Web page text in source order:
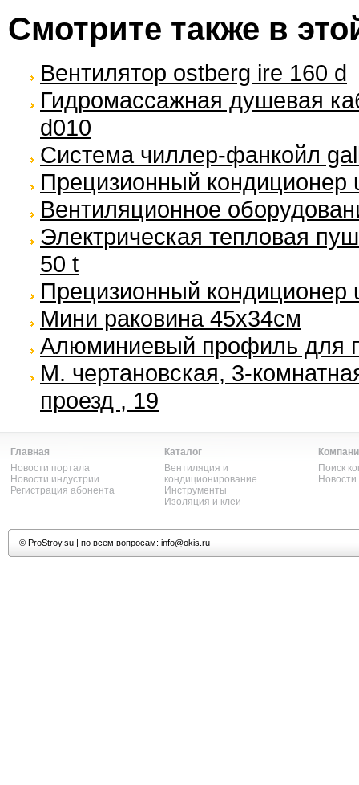
Смотрите также в
Вентилятор ostberg ire 160 d
Гидромассажная душевая
d010
Система чиллер-фанкойл
Прецизионный кондиционер
Вентиляционное
Электрическая тепловая
50 t
Прецизионный кондиционер
Мини раковина 45х34см
Алюминиевый профиль для
М. чертановская, 3-
проезд , 19
Главная
Новости портала
Новости индустрии
Регистрация абонента
Каталог
Вентиляция и
кондиционирование
Инструменты
Изоляция и клеи
Поиск
© ProStroy.su| по всем вопросам: info@okis.ru